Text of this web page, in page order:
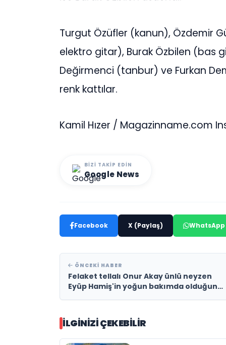
Turgut Özüfler (kanun), Özdemir
elektro gitar), Burak Özbilen (bas
Değirmenci (tanbur) ve Furkan
renk kattılar.
Kamil Hızer / Magazinname.com
BIZI TAKIP EDIN
Google News
Facebook X (Paylaş) WhatsApp
ÖNCEKI HABER
Felaket tellalı Onur Akay ünlü neyzen
Eyüp Hamiş'in yoğun bakımda olduğunu
İLGINIZI ÇEKEBILIR